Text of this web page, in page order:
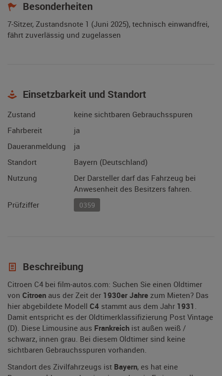
Besonderheiten
7-Sitzer, Zustandsnote 1 (Juni 2025), technisch einwandfrei,
fährt zuverlässig und zugelassen
Einsetzbarkeit und Standort
Zustand
keine sichtbaren Gebrauchsspuren
Fahrbereit
ja
Daueranmeldung
ja
Standort
Bayern (Deutschland)
Nutzung
Der Darsteller darf das Fahrzeug bei
Anwesenheit des Besitzers fahren.
Prüfziffer
0359
Beschreibung
Citroen C4 bei film-autos.com: Suchen Sie einen Oldtimer
von Citroen aus der Zeit der 1930er Jahre zum Mieten? Das
hier abgebildete Modell C4 stammt aus dem Jahr 1931
Damit entspricht es der Oldtimerklassifizierung Post Vintage
(D). Diese Limousine aus Frankreich ist außen weiß /
schwarz, innen grau. Bei diesem Oldtimer sind keine
sichtbaren Gebrauchsspuren vorhanden.
Standort des Zivilfahrzeugs ist Bayern, es hat eine